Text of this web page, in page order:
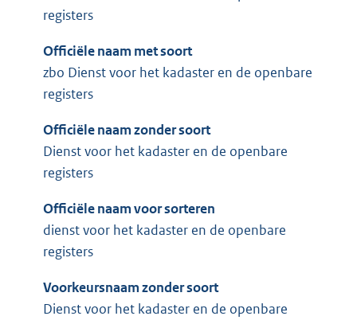
registers
Officiële naam met soort
zbo Dienst voor het kadaster en de openbare
registers
Officiële naam zonder soort
Dienst voor het kadaster en de openbare
registers
Officiële naam voor sorteren
dienst voor het kadaster en de openbare
registers
Voorkeursnaam zonder soort
Dienst voor het kadaster en de openbare